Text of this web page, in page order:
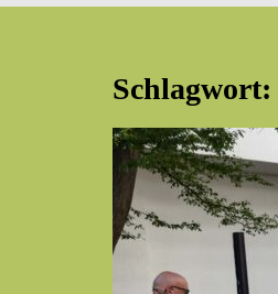
n
Schlagwort: